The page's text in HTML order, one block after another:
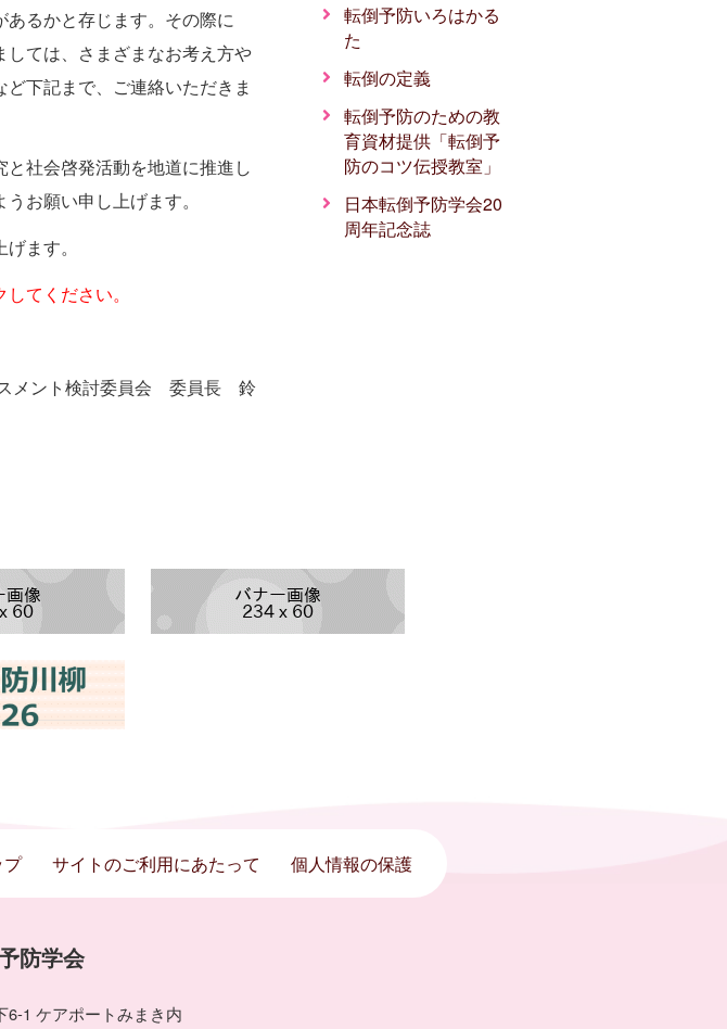
るかと存じます。その際に
ては、さまざまなお考え方や
下記まで、ご連絡いただきま
社会啓発活動を地道に推進し
お願い申し上げます。
上げます。
てください。
メント検討委員会 委員長 鈴
転倒予防いろはかる
た
転倒の定義
転倒予防のための教
育資材提供「転倒予
防のコツ伝授教室」
日本転倒予防学会20
周年記念誌
プ サイトのご利用にあたって 個人情報の保護
防学会
6-1 ケアポートみまき内